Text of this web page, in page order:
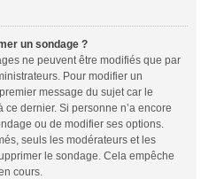
un sondage ?
ne peuvent être modifiés que par
Pour modifier un
message du sujet car le
dernier. Si personne n’a encore
ou de modifier ses options.
seuls les modérateurs et les
le sondage. Cela empêche
cours.